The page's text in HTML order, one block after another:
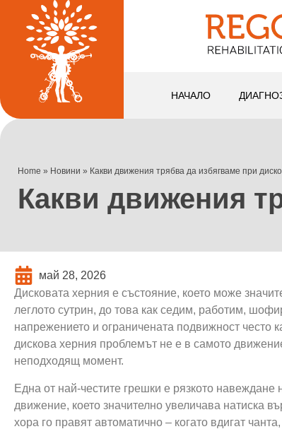
НАЧАЛО
Home » Новини » Какви движения трябва да избягваме при
Какви движения
май 28, 2026
Дисковата херния е състояние, което може
леглото сутрин, до това как седим, работим,
напрежението и ограничената подвижност често
дискова херния проблемът не е в самото
неподходящ момент.
Една от най-честите грешки е рязкото навеждане
движение, което значително увеличава натиска
хора го правят автоматично – когато вдигат